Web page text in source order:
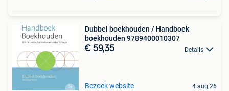
Dubbel boekhouden / Handboek
boekhouden 9789400010307
€ 59,35 Details
Bezoek website 4 aug 26